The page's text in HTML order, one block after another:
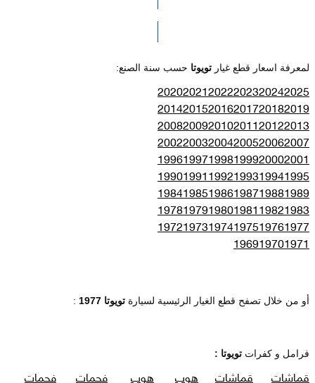
الرجاء الضغط هنا للوصول لصفحة البحث
لمعرفة اسعار قطع غيار تويوتا حسب سنة الصنع:
2025
2024
2023
2022
2021
2020
2019
2018
2017
2016
2015
2014
2013
2012
2011
2010
2009
2008
2007
2006
2005
2004
2003
2002
2001
2000
1999
1998
1997
1996
1995
1994
1993
1992
1991
1990
1989
1988
1987
1986
1985
1984
1983
1982
1981
1980
1979
1978
1977
1976
1975
1974
1973
1972
1971
1970
1969
أو من خلال تصفح قطع الغيار الرئيسية لسيارة تويوتا 1977 :
فرامل و كفرات تويوتا :
قماشات
قماشات
هوب
هوب
فحمات
فحمات